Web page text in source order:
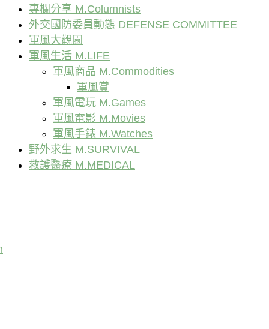
專欄分享 M.Columnists
外交國防委員動態 DEFENSE COMMITTEE
軍風大觀園
軍風生活 M.LIFE
軍風商品 M.Commodities
軍風賞
軍風電玩 M.Games
軍風電影 M.Movies
軍風手錶 M.Watches
野外求生 M.SURVIVAL
救護醫療 M.MEDICAL